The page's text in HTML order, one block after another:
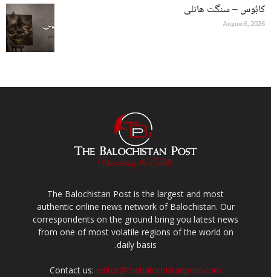
کابُوس – سنگت ھانلی
August 6, 2026
The Balochistan Post is the largest and most
authentic online news network of Balochistan. Our
correspondents on the ground bring you latest news
from one of most volatile regions of the world on
daily basis.
Contact us: editor@thebalochistanpost.com